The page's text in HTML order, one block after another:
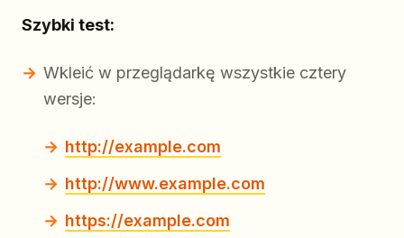
Szybki test:
Wkleić w przeglądarkę wszystkie cztery
wersje:
http://example.com
http://www.example.com
https://example.com